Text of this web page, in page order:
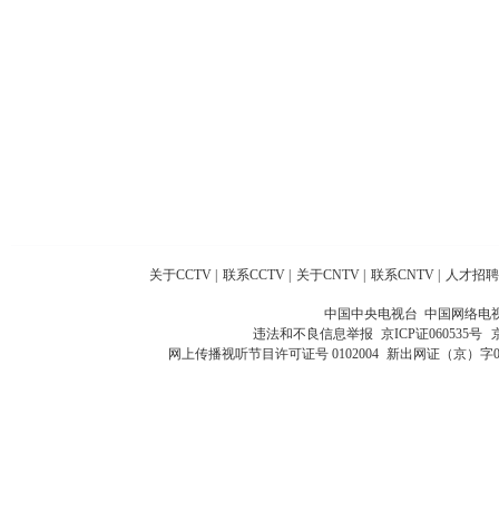
关于CCTV 联系CCTV 关于CNTV 联系CNTV 人才招聘
中国中央电视台 中国网络电
违法和不良信息举报 京ICP证060535号
网上传播视听节目许可证号 0102004 新出网证（京）